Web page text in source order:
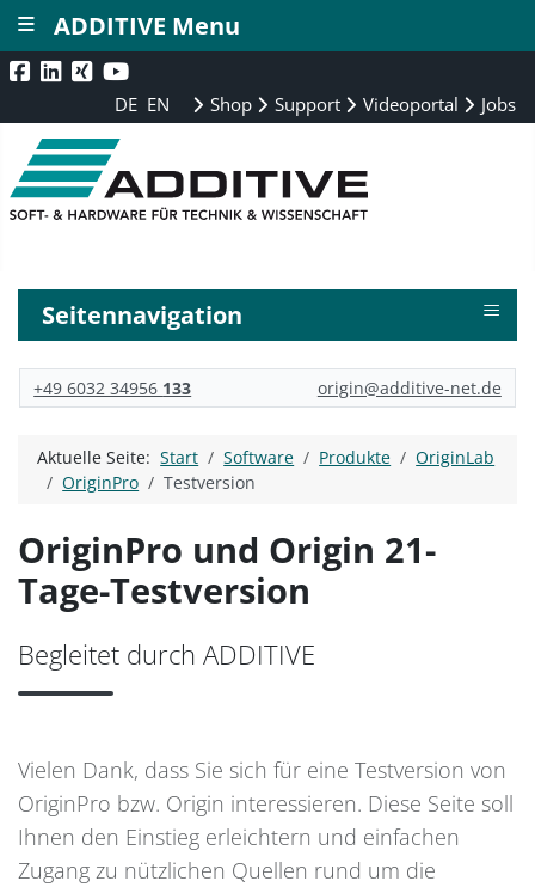
DE EN Shop Support Videoportal Jobs
Seitennavigation ≡
+49 6032 34956 133 origin@additive-net.de
Aktuelle Seite:Start Software Produkte
OriginLab
OriginPro
Testversion
OriginPro und Origin 21-
Tage-Testversion
Begleitet durch ADDITIVE
Vielen Dank, dass Sie sich für eine Testversion von
OriginPro bzw. Origin interessieren. Diese Seite soll
Ihnen den Einstieg erleichtern und einfachen
Zugang zu nützlichen Quellen rund um die
ADDITIVE Menu
≡